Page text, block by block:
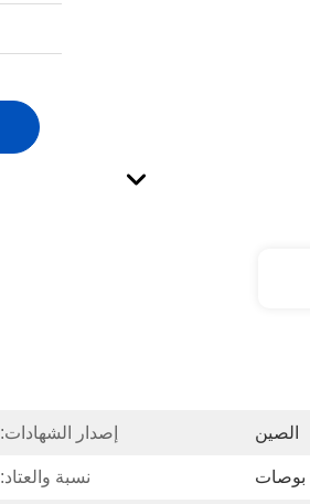
الصين إصدار الشهادات:
نسبة والعتاد: